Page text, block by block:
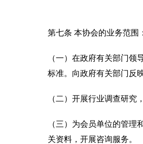
第七条 本协会的业务范围：
（一）在政府有关部门
标准。向政府有关部门反
（二）开展行业调查研究
（三）为会员单位的管
关资料，开展咨询服务。